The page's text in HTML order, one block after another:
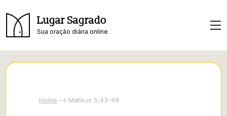
Lugar Sagrado
Sua oração diária online
Home Mateus 5,43-48